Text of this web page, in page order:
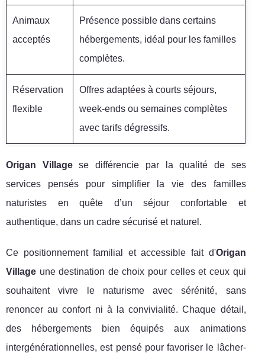
Animaux
acceptés
Présence possible dans certains
hébergements, idéal pour les familles
complètes.
Réservation
flexible
Offres adaptées à courts séjours,
week-ends ou semaines complètes
avec tarifs dégressifs.
Origan Villagese différencie par la qualité de ses
services pensés pour simplifier la vie des familles
naturistes en quête d’un séjour confortable et
authentique, dans un cadre sécurisé et naturel.
Ce positionnement familial et accessible fait d'Origan
Village une destination de choix pour celles et ceux qui
souhaitent vivre le naturisme avec sérénité, sans
renoncer au confort ni à la convivialité. Chaque détail,
des hébergements bien équipés aux animations
intergénérationnelles, est pensé pour favoriser le lâcher-